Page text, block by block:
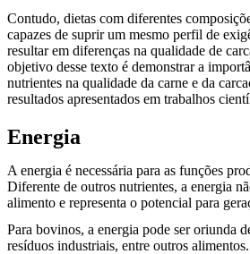
Contudo, dietas com diferentes
capazes de suprir um mesmo perfil de
resultar em diferenças na qualidade de
objetivo desse texto é demonstrar a
nutrientes na qualidade da carne e da
resultados apresentados em trabalhos
Energia
A energia é necessária para as funções
Diferente de outros nutrientes, a energia
alimento e representa o potencial para
Para bovinos, a energia pode ser oriunda
resíduos industriais, entre outros alimentos.